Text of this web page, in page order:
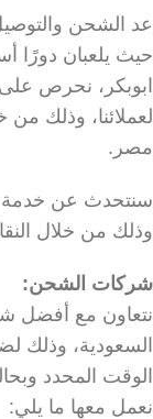
عد الشحن
حيث يلعبان دورًا
ابوبكر، نحرص
لعملائنا، وذلك
مصر.
سنتحدث عن خدمة
وذلك من خلال
شركات الشحن:
نتعاون مع أفضل
السعودية، وذلك
الوقت المحدد
نعمل معها ما يلي: